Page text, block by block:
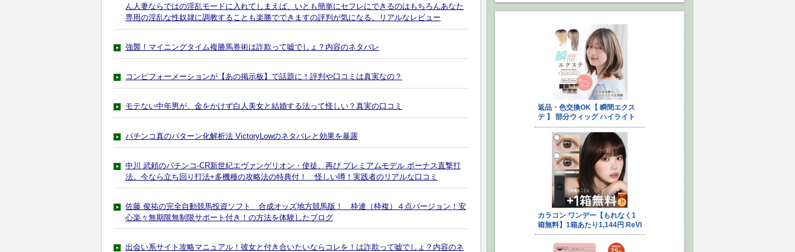
ん人妻ならではの淫乱モードに入れてしまえば、いとも簡単にセフレにできるのはもちろんあなた
専用の淫乱な性奴隷に調教することも楽勝でできますの評判が気になる。リアルなレビュー
強襲！マイニングタイム複勝馬券術は詐欺って嘘でしょ？内容のネタバレ
コンピフォーメーションが【あの掲示板】で話題に！評判や口コミは真実なの？
モテない中年男が、金をかけず白人美女と結婚する法って怪しい？真実の口コミ
パチンコ真のパターン化解析法 VictoryLowのネタバレと効果を暴露
中川 武頼のパチンコ-CR新世紀エヴァンゲリオン・使徒、再び プレミアムモデル ボーナス直撃打
法。今なら立ち回り打法+多機種の攻略法の特典付！ 怪しい噂！実践者のリアルな口コミ
佐藤 俊祐の完全自動競馬投資ソフト 合成オッズ地方競馬版！ 枠連（枠複）４点バージョン！安
心楽々無期限無制限サポート付き！の方法を体験したブログ
出会い系サイト攻略マニュアル！彼女と付き合いたいならコレを！は詐欺って嘘でしょ？内容のネ